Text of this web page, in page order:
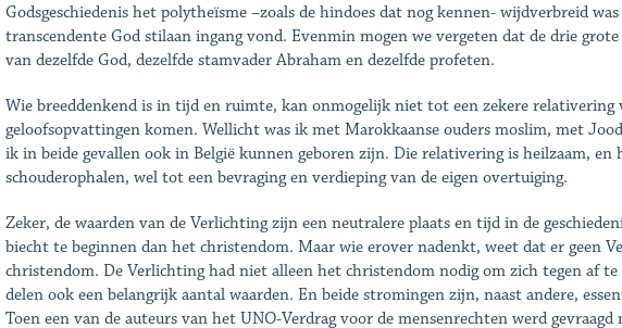
Godsgeschiedenis het polytheïsme –zoals de hindoes dat nog kennen- wijdverbreid
transcendente God stilaan ingang vond. Evenmin mogen we vergeten dat de drie
van dezelfde God, dezelfde stamvader Abraham en dezelfde profeten.
Wie breeddenkend is in tijd en ruimte, kan onmogelijk niet tot een zekere relativering
geloofsopvattingen komen. Wellicht was ik met Marokkaanse ouders moslim, met
ik in beide gevallen ook in België kunnen geboren zijn. Die relativering is heilzaam,
schouderophalen, wel tot een bevraging en verdieping van de eigen overtuiging.
Zeker, de waarden van de Verlichting zijn een neutralere plaats en tijd in de
biecht te beginnen dan het christendom. Maar wie erover nadenkt, weet dat er geen
christendom. De Verlichting had niet alleen het christendom nodig om zich tegen af
delen ook een belangrijk aantal waarden. En beide stromingen zijn, naast andere,
Toen een van de auteurs van het UNO-Verdrag voor de mensenrechten werd